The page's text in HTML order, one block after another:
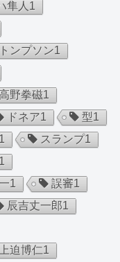
隼人 1
ンプソン1
野拳磁1
ドネア1 型1
1 スランプ1
1
1 誤審1
辰吉丈一郎1
上迫博仁1